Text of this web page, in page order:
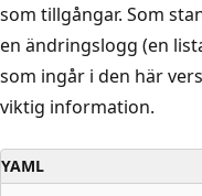
som tillgångar. Som
en ändringslogg (en
som ingår i den här
viktig information.
YAML